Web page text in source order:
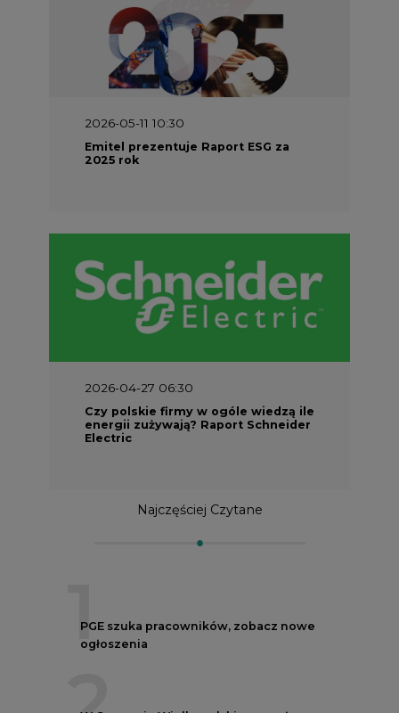
2026-05-11 10:30
Emitel prezentuje Raport ESG za
2025 rok
2026-04-27 06:30
Czy polskie firmy w ogóle wiedzą ile
energii zużywają? Raport Schneider
Electric
Najczęściej Czytane
1
PGE szuka pracowników, zobacz nowe
ogłoszenia